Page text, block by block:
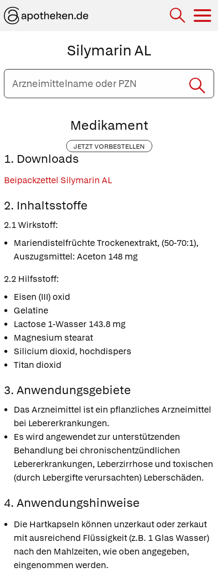
Silymarin AL
Arzneimittelname
oder
PZN
Medikament
JETZT VORBESTELLEN
1. Downloads
Beipackzettel Silymarin AL
2. Inhaltsstoffe
2.1 Wirkstoff:
Mariendistelfrüchte Trockenextrakt, (50-70:1),
Auszugsmittel: Aceton 148 mg
2.2 Hilfsstoff:
Eisen (III) oxid
Gelatine
Lactose 1-Wasser 143.8 mg
Magnesium stearat
Silicium dioxid, hochdispers
Titan dioxid
3. Anwendungsgebiete
Das Arzneimittel ist ein pflanzliches Arzneimittel
bei Lebererkrankungen.
Es wird angewendet zur unterstützenden
Behandlung bei chronischentzündlichen
Lebererkrankungen, Leberzirrhose und toxischen
(durch Lebergifte verursachten) Leberschäden.
4. Anwendungshinweise
Die Hartkapseln können unzerkaut oder zerkaut
mit ausreichend Flüssigkeit (z.B. 1 Glas Wasser)
nach den Mahlzeiten, wie oben angegeben,
eingenommen werden.